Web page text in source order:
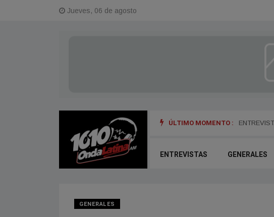
Jueves, 06 de agosto
ÚLTIMO MOMENTO :
ENTREVISTAS GENERALES
GENERALES